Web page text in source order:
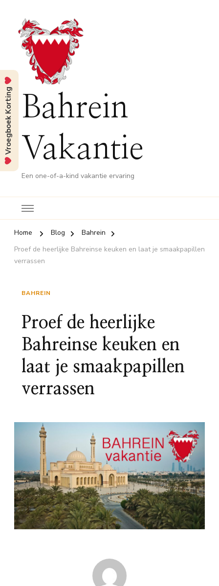
Bahrein
Vakantie
Een one-of-a-kind vakantie ervaring
Home Blog
Bahrein
Proef de heerlijke Bahreinse keuken en laat je smaakpapillen
verrassen
BAHREIN
Proef de heerlijke
Bahreinse keuken en
laat je smaakpapillen
verrassen
Vroegboek Korting